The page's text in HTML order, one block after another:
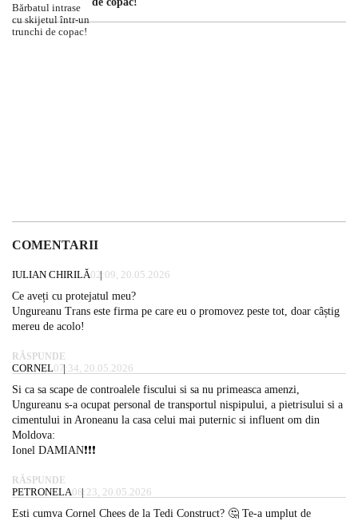
COMENTARII
IULIAN CHIRILĂ02:09, 20.05.2026
Ce aveți cu protejatul meu?
Ungureanu Trans este firma pe care eu o promovez peste tot, doar câștig
mereu de acolo!
RĂSPUNDE
CORNEL07:34, 20.05.2026
Si ca sa scape de controalele fiscului si sa nu primeasca amenzi,
Ungureanu s-a ocupat personal de transportul nispipului, a pietrisului si a
cimentului in Aroneanu la casa celui mai puternic si influent om din
Moldova:
Ionel DAMIAN❗️❗️❗️
RĂSPUNDE
PETRONELA08:23, 20.05.2026
Esti cumva Cornel Chees de la Tedi Construct? 🤔 Te-a umplut de